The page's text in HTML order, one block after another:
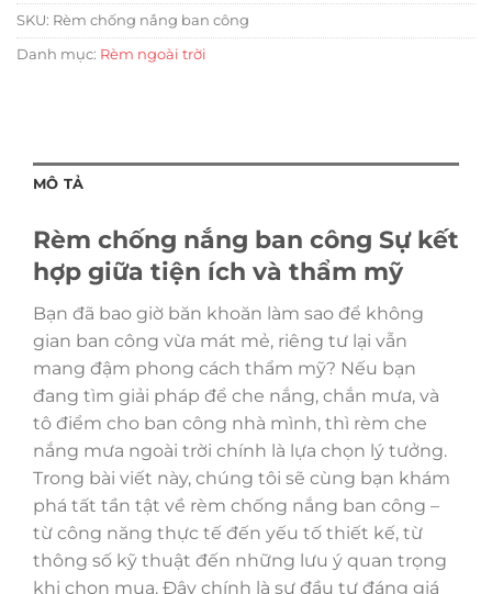
SKU: Rèm chống nắng ban công
Danh mục: Rèm ngoài trời
MÔ TẢ
Rèm chống nắng ban công Sự kết
hợp giữa tiện ích và thẩm mỹ
Bạn đã bao giờ băn khoăn làm sao để không
gian ban công vừa mát mẻ, riêng tư lại vẫn
mang đậm phong cách thẩm mỹ? Nếu bạn
đang tìm giải pháp để che nắng, chắn mưa, và
tô điểm cho ban công nhà mình, thì rèm che
nắng mưa ngoài trời chính là lựa chọn lý tưởng.
Trong bài viết này, chúng tôi sẽ cùng bạn khám
phá tất tần tật về rèm chống nắng ban công –
từ công năng thực tế đến yếu tố thiết kế, từ
thông số kỹ thuật đến những lưu ý quan trọng
khi chọn mua. Đây chính là sự đầu tư đáng giá